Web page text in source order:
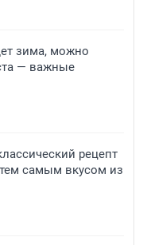
зима, можно
— важные
рецепт
самым вкусом из